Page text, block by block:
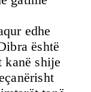
edhe
është
kanë shije